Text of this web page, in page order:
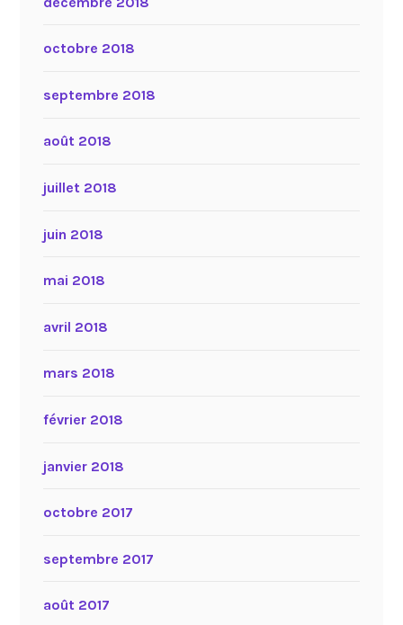
octobre 2018
septembre 2018
août 2018
juillet 2018
juin 2018
mai 2018
avril 2018
mars 2018
février 2018
janvier 2018
octobre 2017
septembre 2017
août 2017